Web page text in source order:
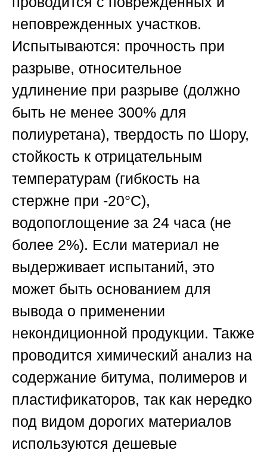
неповрежденных участков.
Испытываются: прочность при
разрыве, относительное
удлинение при разрыве (должно
быть не менее 300% для
полиуретана), твердость по Шору,
стойкость к отрицательным
температурам (гибкость на
стержне при -20°C),
водопоглощение за 24 часа (не
более 2%). Если материал не
выдерживает испытаний, это
может быть основанием для
вывода о применении
некондиционной продукции. Также
проводится химический анализ на
содержание битума, полимеров и
пластификаторов, так как нередко
под видом дорогих материалов
используются дешевые